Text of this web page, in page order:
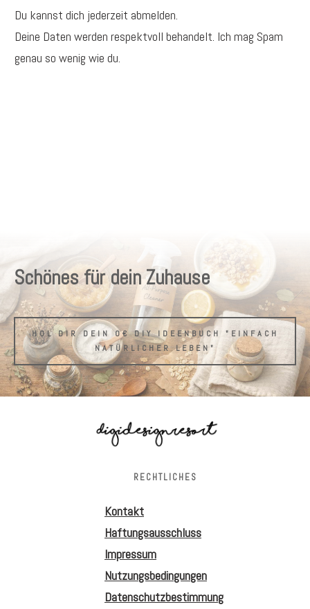
Du kannst dich jederzeit abmelden.
Deine Daten werden respektvoll behandelt. Ich mag Spam
genau so wenig wie du.
Schönes für dein Zuhause
HOL DIR DEIN 0€ DIY IDEENBUCH "EINFACH
NATÜRLICHER LEBEN"
RECHTLICHES
Kontakt
Haftungsausschluss
Impressum
Nutzungsbedingungen
Datenschutzbestimmung